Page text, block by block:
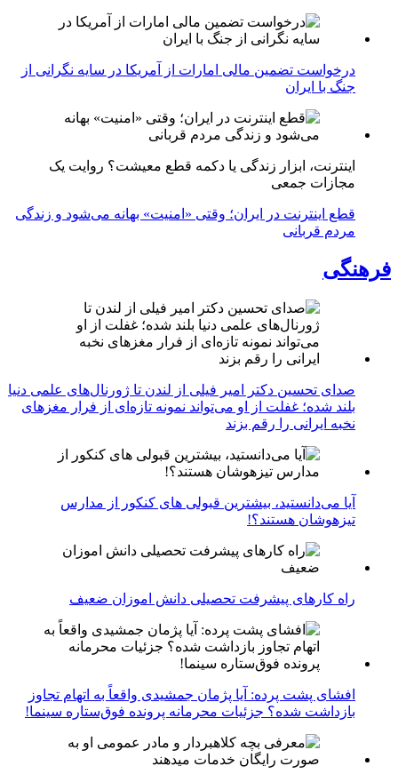
درخواست تضمین مالی امارات از آمریکا در سایه نگرانی از
جنگ با ایران
اینترنت، ابزار زندگی یا دکمه قطع معیشت؟ روایت یک
مجازات جمعی
قطع اینترنت در ایران؛ وقتی «امنیت» بهانه می‌شود و زندگی
مردم قربانی
فرهنگی
صدای تحسین دکتر امیر فیلی از لندن تا ژورنال‌های علمی دنیا
بلند شده؛ غفلت از او می‌تواند نمونه تازه‌ای از فرار مغزهای
نخبه ایرانی را رقم بزند
آیا می‌دانستید، بیشترین قبولی های کنکور از مدارس
تیزهوشان هستند؟!
راه کارهای پیشرفت تحصیلی دانش اموزان ضعیف
افشای پشت پرده: آیا پژمان جمشیدی واقعاً به اتهام تجاوز
بازداشت شده؟ جزئیات محرمانه پرونده فوق‌ستاره سینما!